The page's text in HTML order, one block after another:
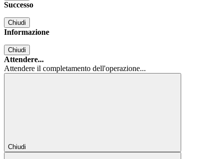
Successo
Chiudi
Informazione
Chiudi
Attendere...
Attendere il completamento dell'operazione...
Chiudi